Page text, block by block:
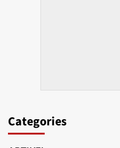
Categories